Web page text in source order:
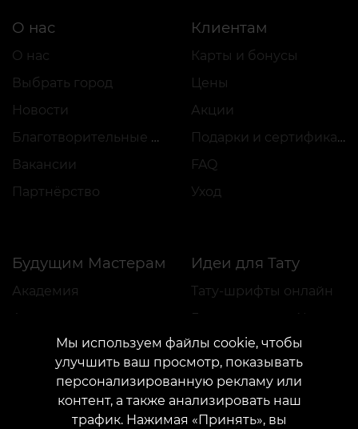
О нас
О нас
Выбрать город
Новости
Благотворительные проекты
Вакансии
Партнёрство
Клиентам
Карты и бонусы
Цены
Акции
Подарки и сертификаты
FAQ
Уход
Будущим Мастерам
Академия
Аренда места
Трудоустройство
Идеи для Тату
Тату-шрифты онлайн
Генератор тату AI
Авторские эскизы
Каталог эскизов
Сервисы
Мы используем файлы cookie, чтобы
улучшить ваш просмотр, показывать
персонализированную рекламу или
контент, а также анализировать наш
трафик. Нажимая «Принять», вы